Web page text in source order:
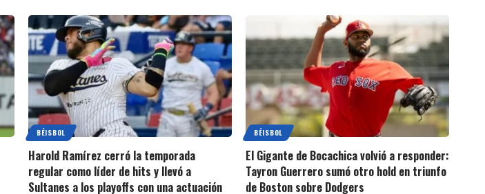
BÉISBOL
Harold Ramírez cerró la temporada
regular como líder de hits y llevó a
Sultanes a los playoffs con una actuación
BÉISBOL
El Gigante de Bocachica volvió a responder:
Tayron Guerrero sumó otro hold en triunfo
de Boston sobre Dodgers